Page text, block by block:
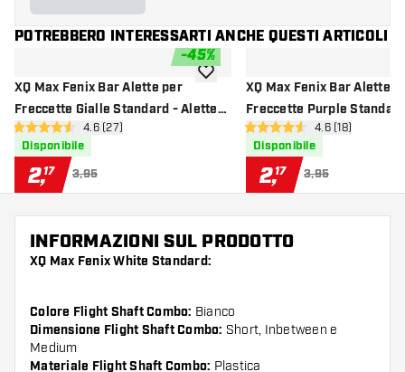
POTREBBERO INTERESSARTI ANCHE QUESTI ARTICOLI
-45%
XQ Max Fenix Bar Alette per
Freccette Gialle Standard - Alette
per Freccetteapri pannello recensioni
4.6 stelle di valutazione
4.6 (27)
Disponibile
2,17 3,95
aggiungi alla lista dei desideri
XQ Max Fenix Bar Alette
Freccette Purple
per Freccetteapri pannello
4.6 stelle di valutazione
4.6 (18)
Disponibile
2,17 3,95
INFORMAZIONI SUL PRODOTTO
XQ Max Fenix White Standard:
Colore Flight Shaft Combo: Bianco
Dimensione Flight Shaft Combo: Short, Inbetween e
Medium
Materiale Flight Shaft Combo: Plastica